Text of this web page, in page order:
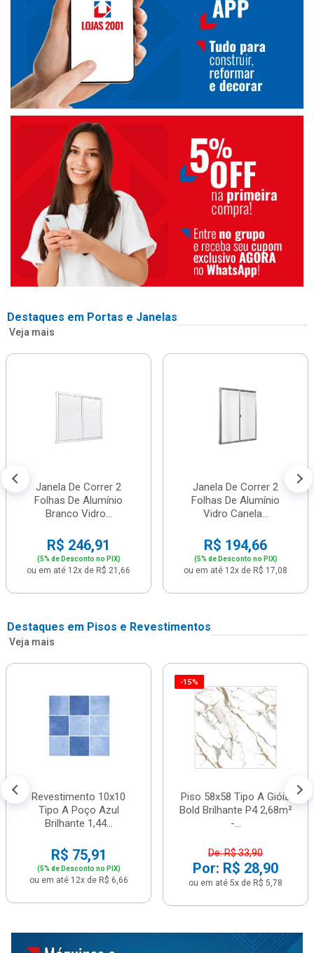
Destaques em Portas e Janelas
Veja mais
Janela De Correr 2
Folhas De Alumínio
Branco Vidro...
R$ 246,91
(5% de Desconto no PIX)
ou em até 12x de R$ 21,66
Janela De Correr 2
Folhas De Alumínio
Vidro Canela...
R$ 194,66
(5% de Desconto no PIX)
ou em até 12x de R$ 17,08
Destaques em Pisos e Revestimentos
Veja mais
Revestimento 10x10
Tipo A Poço Azul
Brilhante 1,44...
R$ 75,91
(5% de Desconto no PIX)
ou em até 12x de R$ 6,66
-15%
Piso 58x58 Tipo A Gióia
Bold Brilhante P4 2,68m²
-...
De: R$ 33,90
Por: R$ 28,90
ou em até 5x de R$ 5,78